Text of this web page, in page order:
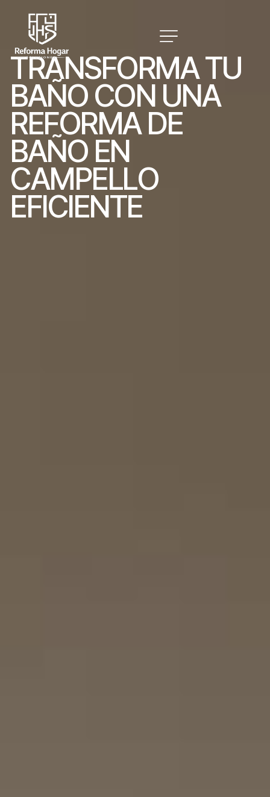
TRANSFORMATU
BAÑO CON UNA
REFORMA DE
BAÑO EN
CAMPELLO
EFICIENTE